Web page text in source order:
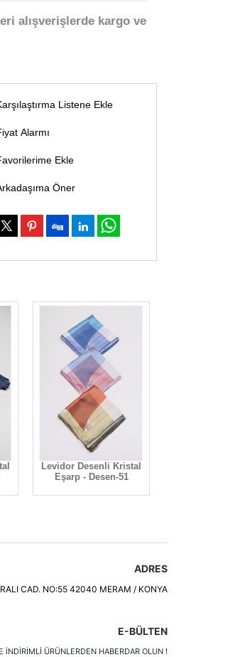
alışverişlerde kargo ve
Listene Ekle
Alarmı
Ekle
Öner
Levidor Desenli Kristal
Eşarp - Desen-51
ADRES
CAD. NO:55 42040 MERAM / KONYA
E-BÜLTEN
INDIRIMLI ÜRÜNLERDEN HABERDAR OLUN !